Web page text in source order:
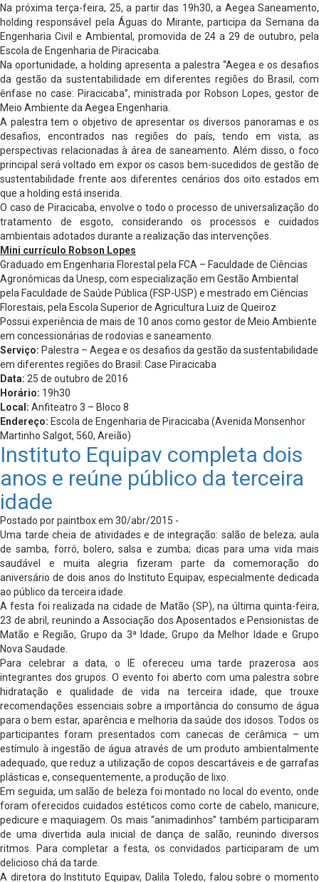
Na próxima terça-feira, 25, a partir das 19h30, a Aegea Saneamento,
holding responsável pela Águas do Mirante, participa da Semana da
Engenharia Civil e Ambiental, promovida de 24 a 29 de outubro, pela
Escola de Engenharia de Piracicaba.
Na oportunidade, a holding apresenta a palestra “Aegea e os desafios
da gestão da sustentabilidade em diferentes regiões do Brasil, com
ênfase no case: Piracicaba”, ministrada por Robson Lopes, gestor de
Meio Ambiente da Aegea Engenharia.
A palestra tem o objetivo de apresentar os diversos panoramas e os
desafios, encontrados nas regiões do país, tendo em vista, as
perspectivas relacionadas à área de saneamento. Além disso, o foco
principal será voltado em expor os casos bem-sucedidos de gestão de
sustentabilidade frente aos diferentes cenários dos oito estados em
que a holding está inserida.
O caso de Piracicaba, envolve o todo o processo de universalização do
tratamento de esgoto, considerando os processos e cuidados
ambientais adotados durante a realização das intervenções.
Mini currículo Robson Lopes
Graduado em Engenharia Florestal pela FCA – Faculdade de Ciências
Agronômicas da Unesp, com especialização em Gestão Ambiental
pela Faculdade de Saúde Pública (FSP-USP) e mestrado em Ciências
Florestais, pela Escola Superior de Agricultura Luiz de Queiroz
Possui experiência de mais de 10 anos como gestor de Meio Ambiente
em concessionárias de rodovias e saneamento.
Serviço: Palestra – Aegea e os desafios da gestão da sustentabilidade
em diferentes regiões do Brasil: Case Piracicaba
Data: 25 de outubro de 2016
Horário: 19h30
Local: Anfiteatro 3 – Bloco 8
Endereço: Escola de Engenharia de Piracicaba (Avenida Monsenhor
Martinho Salgot, 560, Areião)
Instituto Equipav completa dois
anos e reúne público da terceira
idade
Postado por paintbox em 30/abr/2015 -
Uma tarde cheia de atividades e de integração: salão de beleza; aula
de samba, forró, bolero, salsa e zumba; dicas para uma vida mais
saudável e muita alegria fizeram parte da comemoração do
aniversário de dois anos do Instituto Equipav, especialmente dedicada
ao público da terceira idade.
A festa foi realizada na cidade de Matão (SP), na última quinta-feira,
23 de abril, reunindo a Associação dos Aposentados e Pensionistas de
Matão e Região, Grupo da 3ª Idade, Grupo da Melhor Idade e Grupo
Nova Saudade.
Para celebrar a data, o IE ofereceu uma tarde prazerosa aos
integrantes dos grupos. O evento foi aberto com uma palestra sobre
hidratação e qualidade de vida na terceira idade, que trouxe
recomendações essenciais sobre a importância do consumo de água
para o bem estar, aparência e melhoria da saúde dos idosos. Todos os
participantes foram presentados com canecas de cerâmica – um
estímulo à ingestão de água através de um produto ambientalmente
adequado, que reduz a utilização de copos descartáveis e de garrafas
plásticas e, consequentemente, a produção de lixo.
Em seguida, um salão de beleza foi montado no local do evento, onde
foram oferecidos cuidados estéticos como corte de cabelo, manicure,
pedicure e maquiagem. Os mais “animadinhos” também participaram
de uma divertida aula inicial de dança de salão, reunindo diversos
ritmos. Para completar a festa, os convidados participaram de um
delicioso chá da tarde.
A diretora do Instituto Equipav, Dalila Toledo, falou sobre o momento